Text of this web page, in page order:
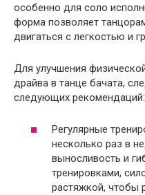
особенно для соло
форма позволяет
двигаться с легкостью и
Для улучшения
драйва в танце бачата,
следующих рекомендаций:
Регулярные
несколько раз в
выносливость и
тренировками,
растяжкой, чтобы